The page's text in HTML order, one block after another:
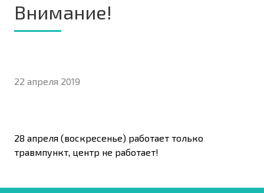
Внимание!
22 апреля 2019
28 апреля (воскресенье) работает только
травмпункт, центр не работает!